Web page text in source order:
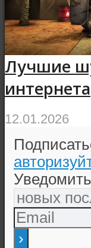
Лучшие
интернета
12.01.2026